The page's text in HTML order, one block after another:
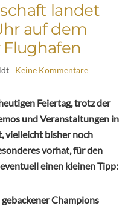
landet
auf dem
Keine Kommentare
Feiertag, trotz der
und Veranstaltungen in
vielleicht bisher noch
vorhat, für den
einen kleinen Tipp:
Champions